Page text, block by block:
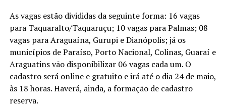
As vagas estão divididas da seguinte forma: 16 vagas
para Taquaralto/Taquaruçu; 10 vagas para Palmas; 08
vagas para Araguaína, Gurupi e Dianópolis; já os
municípios de Paraíso, Porto Nacional, Colinas, Guaraí e
Araguatins vão disponibilizar 06 vagas cada um. O
cadastro será online e gratuito e irá até o dia 24 de maio,
às 18 horas. Haverá, ainda, a formação de cadastro
reserva.